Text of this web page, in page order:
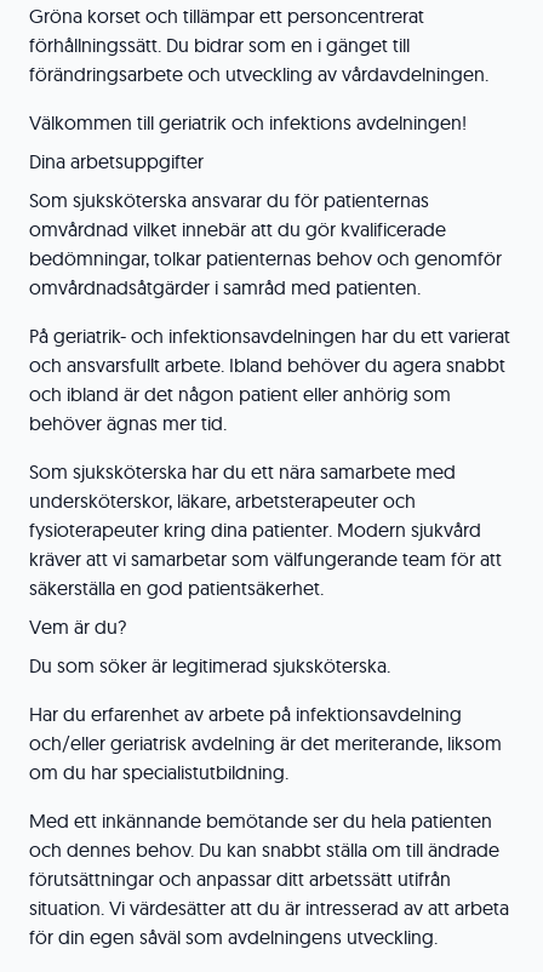
Gröna korset och tillämpar ett personcentrerat
förhållningssätt. Du bidrar som en i gänget till
förändringsarbete och utveckling av vårdavdelningen.
Välkommen till geriatrik och infektions avdelningen!
Dina arbetsuppgifter
Som sjuksköterska ansvarar du för patienternas
omvårdnad vilket innebär att du gör kvalificerade
bedömningar, tolkar patienternas behov och genomför
omvårdnadsåtgärder i samråd med patienten.
På geriatrik- och infektionsavdelningen har du ett varierat
och ansvarsfullt arbete. Ibland behöver du agera snabbt
och ibland är det någon patient eller anhörig som
behöver ägnas mer tid.
Som sjuksköterska har du ett nära samarbete med
undersköterskor, läkare, arbetsterapeuter och
fysioterapeuter kring dina patienter. Modern sjukvård
kräver att vi samarbetar som välfungerande team för att
säkerställa en god patientsäkerhet.
Vem är du?
Du som söker är legitimerad sjuksköterska.
Har du erfarenhet av arbete på infektionsavdelning
och/eller geriatrisk avdelning är det meriterande, liksom
om du har specialistutbildning.
Med ett inkännande bemötande ser du hela patienten
och dennes behov. Du kan snabbt ställa om till ändrade
förutsättningar och anpassar ditt arbetssätt utifrån
situation. Vi värdesätter att du är intresserad av att arbeta
för din egen såväl som avdelningens utveckling.